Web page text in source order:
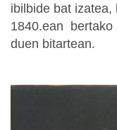
ibilbide bat izatea,
1840.ean bertako
duen bitartean.